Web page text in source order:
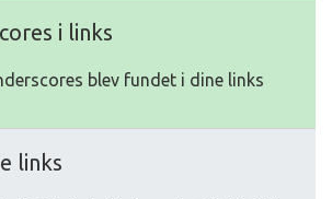
i links
blev fundet i dine links
links